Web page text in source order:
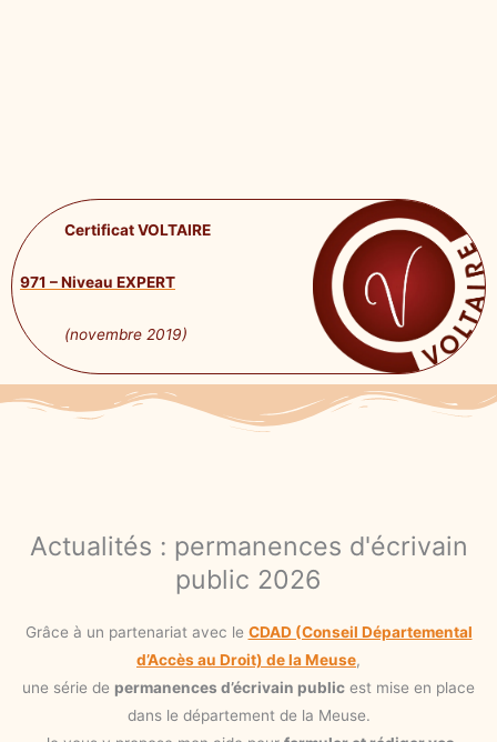
Certificat VOLTAIRE
971 – Niveau EXPERT
(novembre 2019)
Actualités : permanences d'écrivain
public 2026
Grâce à un partenariat avec le CDAD (Conseil Départemental
d’Accès au Droit) de la Meuse,
une série de permanences d’écrivain public est mise en place
dans le département de la Meuse.